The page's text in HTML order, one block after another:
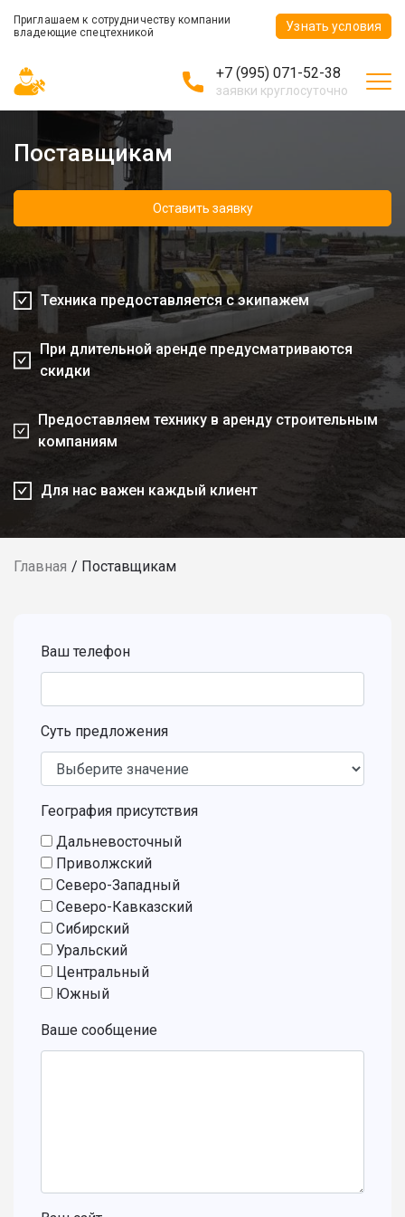
Приглашаем к сотрудничеству компании
владеющие спецтехникой
Узнать условия
+7 (995) 071-52-38
заявки круглосуточно
Поставщикам
Оставить заявку
Техника предоставляется с экипажем
При длительной аренде предусматриваются
скидки
Предоставляем технику в аренду строительным
компаниям
Для нас важен каждый клиент
Главная Поставщикам
Ваш телефон
Суть предложения
География присутствия
Дальневосточный
Приволжский
Северо-Западный
Северо-Кавказский
Сибирский
Уральский
Центральный
Южный
Ваше сообщение